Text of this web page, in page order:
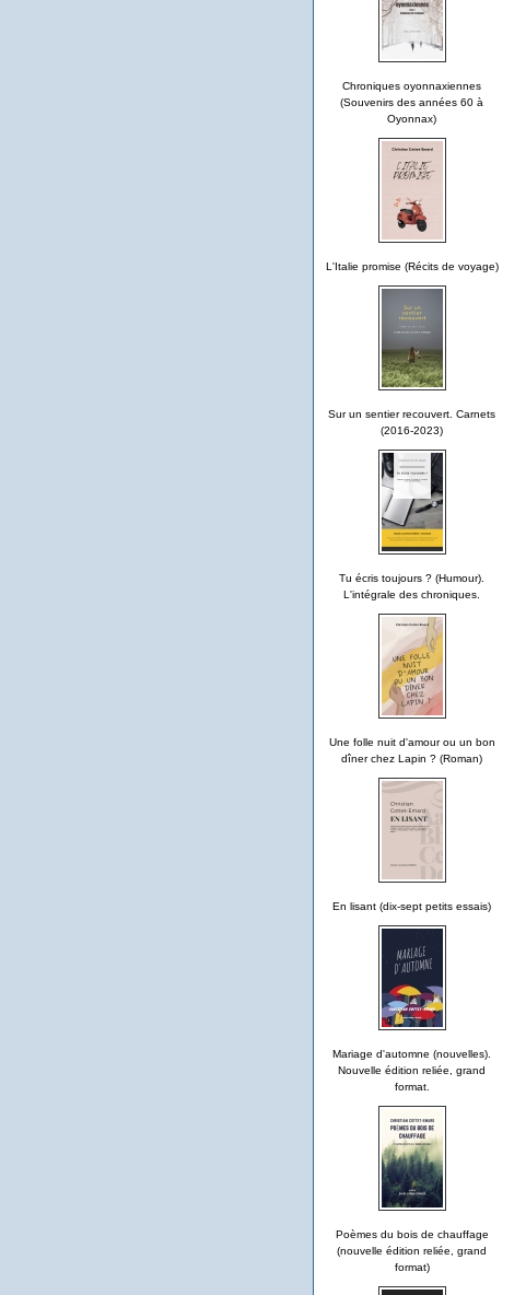
Chroniques oyonnaxiennes
(Souvenirs des années 60 à
Oyonnax)
L'Italie promise (Récits de voyage)
Sur un sentier recouvert. Carnets
(2016-2023)
Tu écris toujours ? (Humour).
L'intégrale des chroniques.
Une folle nuit d'amour ou un bon
dîner chez Lapin ? (Roman)
En lisant (dix-sept petits essais)
Mariage d'automne (nouvelles).
Nouvelle édition reliée, grand
format.
Poèmes du bois de chauffage
(nouvelle édition reliée, grand
format)